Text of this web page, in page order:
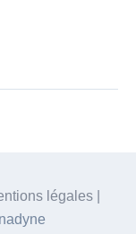
légales |